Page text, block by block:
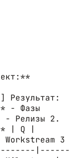
Результат:
- Фазы
- Релизы 2.
| Q |
3
|------